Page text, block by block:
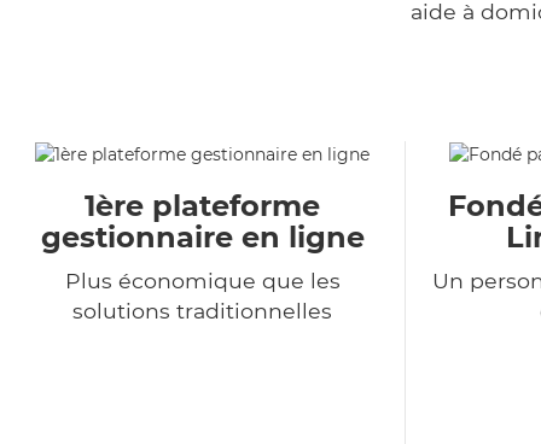
aide à
1ère plateforme
gestionnaire en ligne
Plus économique que les
solutions traditionnelles
Un